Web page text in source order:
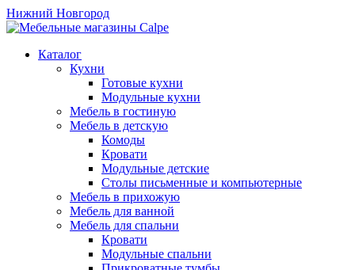
Нижний Новгород
Каталог
Кухни
Готовые кухни
Модульные кухни
Мебель в гостиную
Мебель в детскую
Комоды
Кровати
Модульные детские
Столы письменные и компьютерные
Мебель в прихожую
Мебель для ванной
Мебель для спальни
Кровати
Модульные спальни